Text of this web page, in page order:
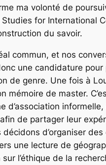
ma volonté de
for International
du savoir.
commun, et nos
une candidature
de genre. Une fois à
mémoire de master.
d’association
de partager leur
d’organiser
une lecture de
l’éthique de la